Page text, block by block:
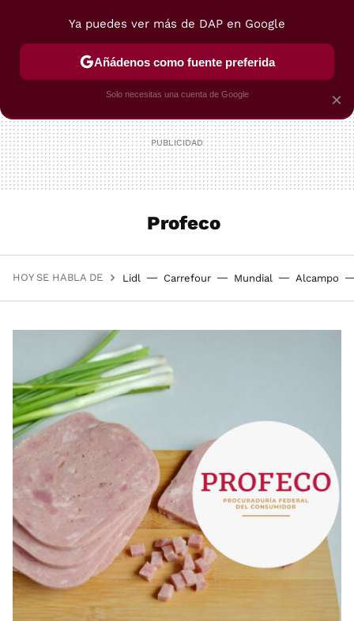
POSTRES VIAJES SELECCIÓN VEGUI
Profeco
HOY SE HABLA DE Lidl Carrefour Mundial Alcampo
×
Ya puedes ver más de DAP en Google
Añádenos como fuente preferida
Solo necesitas una cuenta de Google